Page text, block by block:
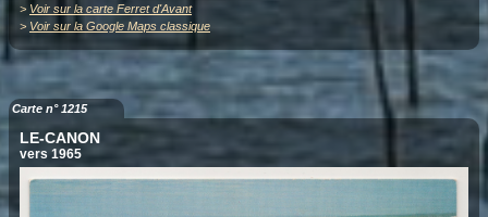
> Voir sur la carte Ferret d'Avant
> Voir sur la Google Maps classique
Carte n° 1215
LE-CANON
vers 1965